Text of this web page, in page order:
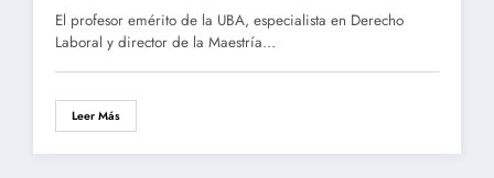
El profesor emérito de la UBA, especialista en Derecho
Laboral y director de la Maestría…
Leer Más